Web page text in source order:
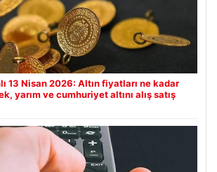
13 Nisan 2026: Altın fiyatları ne kadar
yarım ve cumhuriyet altını alış satış